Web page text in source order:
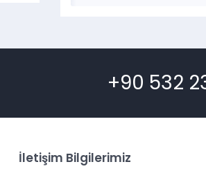
+90 532
İletişim Bilgilerimiz